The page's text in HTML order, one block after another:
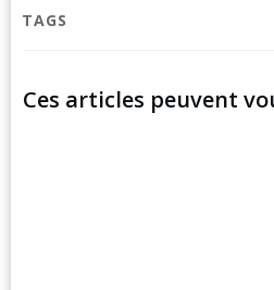
TAGS
Ces articles peuvent